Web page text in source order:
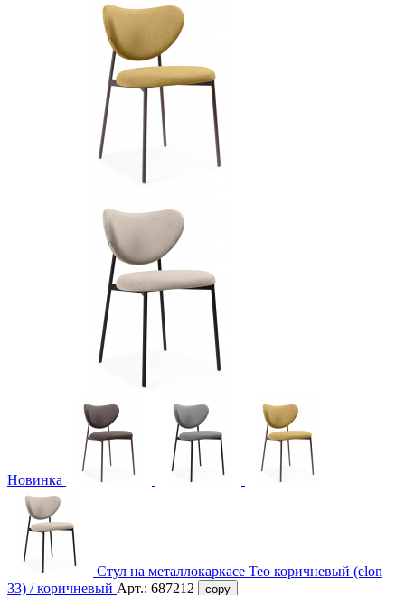
Новинка
Стул на металлокаркасе Тео коричневый (elon
33) / коричневый Арт.: 687212 copy